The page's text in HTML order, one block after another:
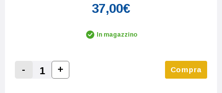
37,00€
In magazzino
Decrease Quantity:
-
Increase Quantity:
+ Compra